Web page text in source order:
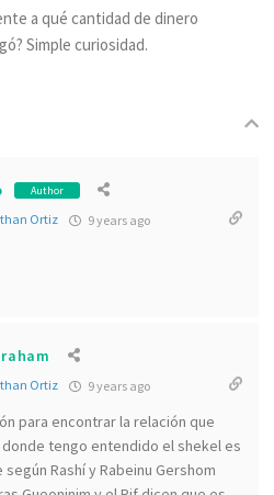
a qué cantidad de dinero
Simple curiosidad.
Author
Ortiz 9 years ago
Ortiz 9 years ago
para encontrar la relación que
tengo entendido el shekel es
Rashí y Rabeinu Gershom